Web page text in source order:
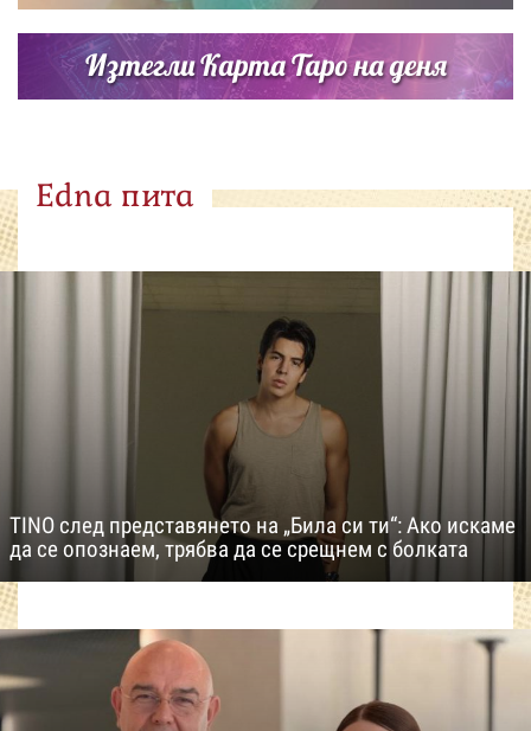
Изтегли Карта Таро на деня
Edna пита
TINO след представянето на „Била си ти“: Ако искаме
да се опознаем, трябва да се срещнем с болката